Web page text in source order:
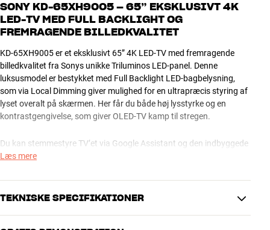
SONY KD-65XH9005 – 65” EKSKLUSIVT 4K
LED-TV MED FULL BACKLIGHT OG
FREMRAGENDE BILLEDKVALITET
KD-65XH9005 er et eksklusivt 65” 4K LED-TV med fremragende
billedkvalitet fra Sonys unikke Triluminos LED-panel. Denne
luksusmodel er bestykket med Full Backlight LED-bagbelysning,
som via Local Dimming giver mulighed for en ultrapræcis styring af
lyset overalt på skærmen. Her får du både høj lysstyrke og en
kontrastgengivelse, som giver OLED-TV kamp til stregen.
Du kan stemmestyre TV’et via Google Assistant og den indbyggede
mikrofon i fjernbetjeningen. Android TV og Chromecast built-in
med dobbelte TV-tunere og optagefunktion via USB bestemmer du
selv, hvornår du vil se dine favoritudsendelser.
Læs mere
TEKNISKE SPECIFIKATIONER